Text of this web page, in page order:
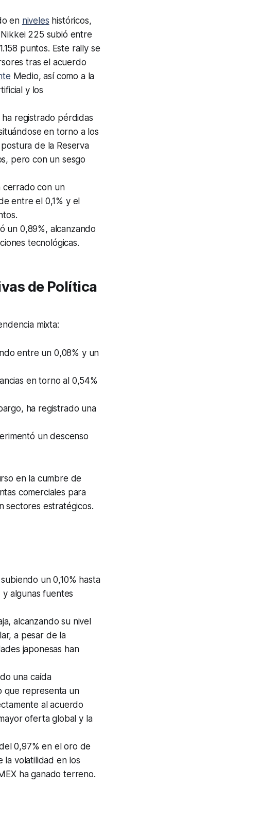
en niveles históricos,
225 subió entre
puntos. Este rally se
tras el acuerdo
Medio, así como a la
y los
ha registrado pérdidas
en torno a los
de la Reserva
pero con un sesgo
cerrado con un
entre el 0,1% y el
un 0,89%, alcanzando
tecnológicas.
de Política
mixta:
entre un 0,08% y un
en torno al 0,54%
ha registrado una
un descenso
en la cumbre de
comerciales para
sectores estratégicos.
un 0,10% hasta
y algunas fuentes
alcanzando su nivel
a pesar de la
japonesas han
una caída
que representa un
al acuerdo
oferta global y la
0,97% en el oro de
la volatilidad en los
ha ganado terreno.